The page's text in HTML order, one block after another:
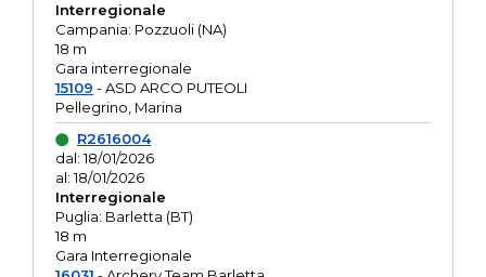
Interregionale
Campania: Pozzuoli (NA)
18 m
Gara interregionale
15109 - ASD ARCO PUTEOLI
Pellegrino, Marina
R2616004
dal: 18/01/2026
al: 18/01/2026
Interregionale
Puglia: Barletta (BT)
18 m
Gara Interregionale